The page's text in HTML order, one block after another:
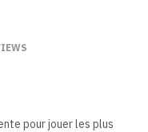
pour jouer les plus